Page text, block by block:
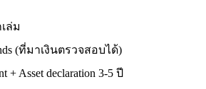
ล่ม
(ที่มาเงินตรวจสอบได้)
+ Asset declaration 3-5 ปี